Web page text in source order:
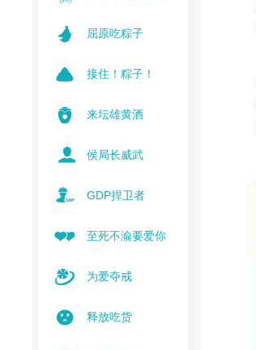
屈原吃粽子
接住！粽子！
来坛雄黄酒
侯局长威武
GDP捍卫者
至死不渝要爱你
为爱夺戒
释放吃货